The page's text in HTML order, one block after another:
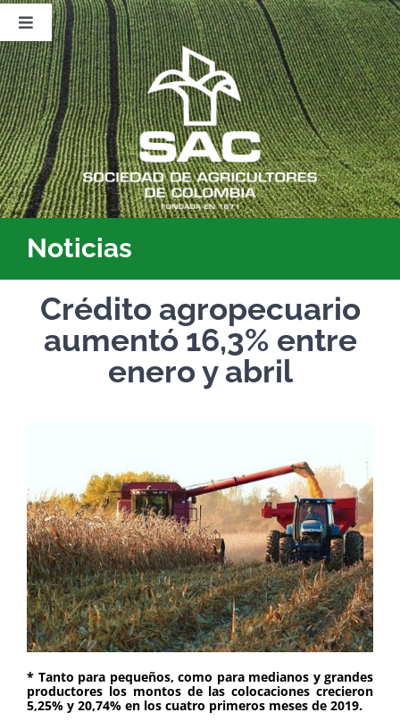
Saltar
contenido
Toggle
Navigation
Nosotros
Publicaciones
Sala de Prensa
Eventos
Noticias
Crédito agropecuario
aumentó 16,3% entre
enero y abril
* Tanto para pequeños, como para medianos y grandes
productores los montos de las colocaciones crecieron
5,25% y 20,74% en los cuatro primeros meses de 2019.